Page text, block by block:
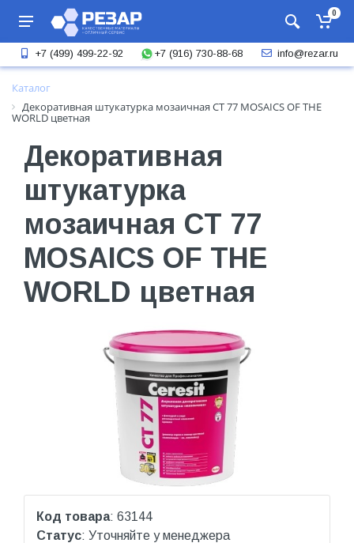
0
+7 (499) 499-22-92 +7 (916) 730-88-68 info@rezar.ru
Каталог
Декоративная штукатурка мозаичная CT 77 MOSAICS OF THE
WORLD цветная
Декоративная
штукатурка
мозаичная CT 77
MOSAICS OF THE
WORLD цветная
Код товара: 63144
Статус: Уточняйте у менеджера